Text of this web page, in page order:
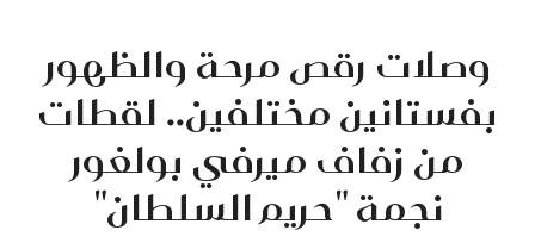
وصلات رقص مرحة والظهور
بفستانين مختلفين.. لقطات
من زفاف ميرفي بولغور
نجمة "حريم السلطان"